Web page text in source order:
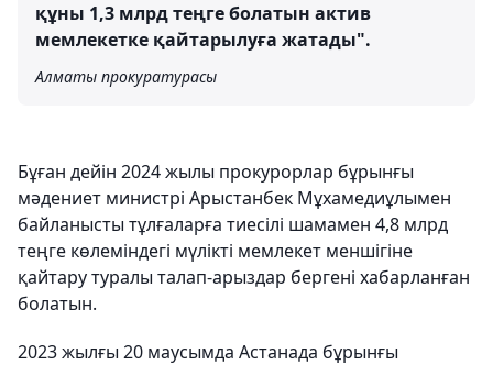
құны 1,3 млрд теңге болатын актив
мемлекетке қайтарылуға жатады".
Алматы прокуратурасы
Бұған дейін 2024 жылы прокурорлар бұрынғы
мәдениет министрі Арыстанбек Мұхамедиұлымен
байланысты тұлғаларға тиесілі шамамен 4,8 млрд
теңге көлеміндегі мүлікті мемлекет меншігіне
қайтару туралы талап-арыздар бергені хабарланған
болатын.
2023 жылғы 20 маусымда Астанада бұрынғы